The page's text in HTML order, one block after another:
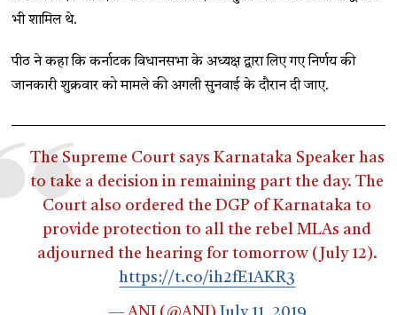
भी शामिल थे.
पीठ ने कहा कि कर्नाटक विधानसभा के अध्यक्ष द्वारा लिए गए निर्णय की
जानकारी शुक्रवार को मामले की अगली सुनवाई के दौरान दी जाए.
The Supreme Court says Karnataka Speaker has
to take a decision in remaining part the day. The
Court also ordered the DGP of Karnataka to
provide protection to all the rebel MLAs and
adjourned the hearing for tomorrow (July 12).
https://t.co/ih2fE1AKR3